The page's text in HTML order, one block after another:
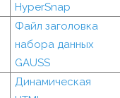
HyperSnap
Файл заголовка
набора данных
GAUSS
Динамическая